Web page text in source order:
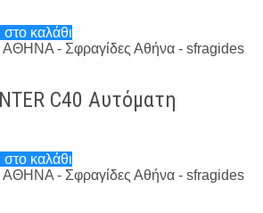
καλάθι
C40 Αυτόματη
καλάθι